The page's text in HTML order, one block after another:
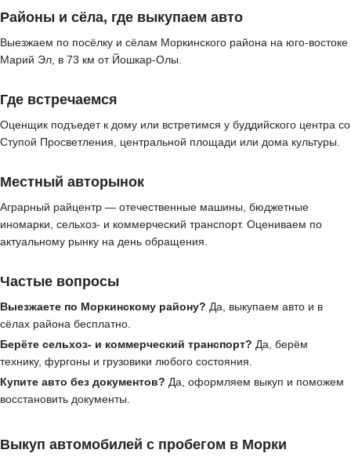
Районы и сёла, где выкупаем авто
Выезжаем по посёлку и сёлам Моркинского района на юго-востоке
Марий Эл, в 73 км от Йошкар-Олы.
Где встречаемся
Оценщик подъедет к дому или встретимся у буддийского центра со
Ступой Просветления, центральной площади или дома культуры.
Местный авторынок
Аграрный райцентр — отечественные машины, бюджетные
иномарки, сельхоз- и коммерческий транспорт. Оцениваем по
актуальному рынку на день обращения.
Частые вопросы
Выезжаете по Моркинскому району? Да, выкупаем авто и в
сёлах района бесплатно.
Берёте сельхоз- и коммерческий транспорт? Да, берём
технику, фургоны и грузовики любого состояния.
Купите авто без документов? Да, оформляем выкуп и поможем
восстановить документы.
Выкуп автомобилей с пробегом в Морки